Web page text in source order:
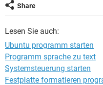
vielen Dank!
Share
Lesen Sie auch:
Ubuntu programm starten
Programm sprache zu text
Systemsteuerung starten
Festplatte formatieren